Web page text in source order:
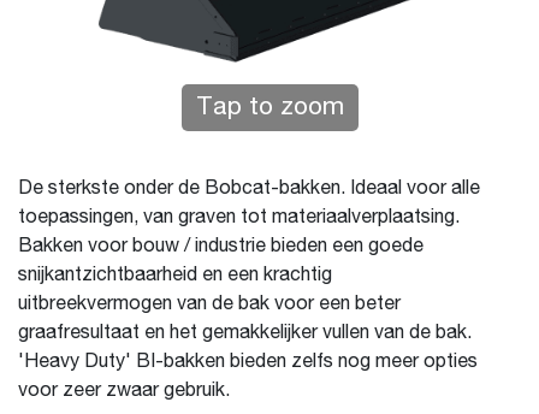
Tap to zoom
De sterkste onder de Bobcat-bakken. Ideaal voor alle
toepassingen, van graven tot materiaalverplaatsing.
Bakken voor bouw / industrie bieden een goede
snijkantzichtbaarheid en een krachtig
uitbreekvermogen van de bak voor een beter
graafresultaat en het gemakkelijker vullen van de bak.
'Heavy Duty' BI-bakken bieden zelfs nog meer opties
voor zeer zwaar gebruik.